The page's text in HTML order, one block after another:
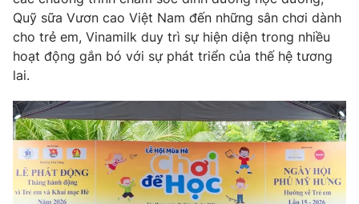
Quỹ sữa Vươn cao Việt Nam đến những sân chơi dành
cho trẻ em, Vinamilk duy trì sự hiện diện trong nhiều
hoạt động gắn bó với sự phát triển của thế hệ tương
lai.